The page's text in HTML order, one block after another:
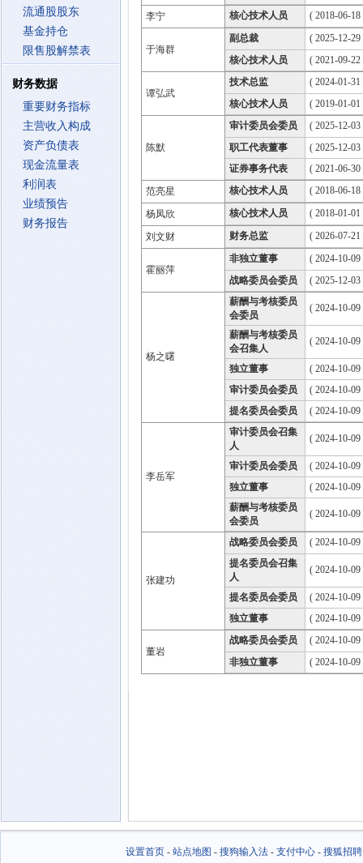
流通股股东
基金持仓
限售股解禁表
财务数据
重要财务指标
主营收入构成
资产负债表
现金流量表
利润表
业绩预告
财务报告
李宁 核心技术人员 ( 2018-06-
于海群
副总裁
( 2025-12-
核心技术人员
( 2021-09-
谭弘武
技术总监
( 2024-01-
核心技术人员
( 2019-01-
陈默
审计委员会委员
( 2025-12-
职工代表董事
( 2025-12-
证券事务代表
( 2021-06-
范亮星
核心技术人员 ( 2018-06-
杨凤欣 核心技术人员 ( 2018-01-
刘文财 财务总监 ( 2026-07-
霍丽萍
非独立董事
( 2024-10-
战略委员会委员
( 2025-12-
杨之曙
薪酬与考核委员
会委员
( 2024-10-
薪酬与考核委员
会召集人
( 2024-10-
独立董事
( 2024-10-
审计委员会委员
( 2024-10-
提名委员会委员
( 2024-10-
李岳军
审计委员会召集
人
( 2024-10-
审计委员会委员
( 2024-10-
独立董事
( 2024-10-
薪酬与考核委员
会委员
( 2024-10-
张建功
战略委员会委员
( 2024-10-
提名委员会召集
人
( 2024-10-
提名委员会委员
( 2024-10-
独立董事
( 2024-10-
董岩
战略委员会委员
( 2024-10-
非独立董事
( 2024-10-
设置首页- 站点地图 - 搜狗输入法- 支付中心- 搜狐招聘